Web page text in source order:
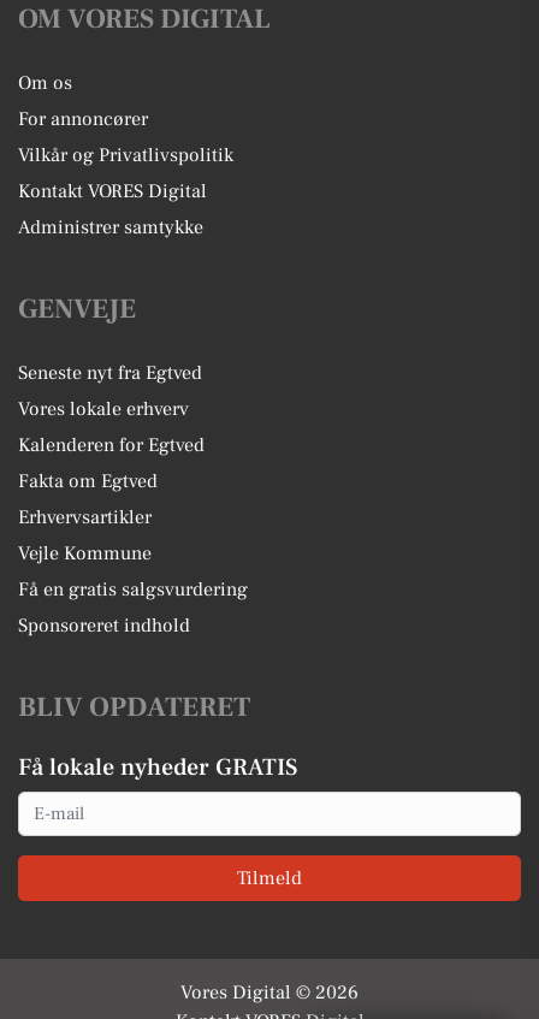
OM VORES DIGITAL
Om os
For annoncører
Vilkår og Privatlivspolitik
Kontakt VORES Digital
Administrer samtykke
GENVEJE
Seneste nyt fra Egtved
Vores lokale erhverv
Kalenderen for Egtved
Fakta om Egtved
Erhvervsartikler
Vejle Kommune
Få en gratis salgsvurdering
Sponsoreret indhold
BLIV OPDATERET
Få lokale nyheder GRATIS
Email
Tilmeld
Vores Digital © 2026